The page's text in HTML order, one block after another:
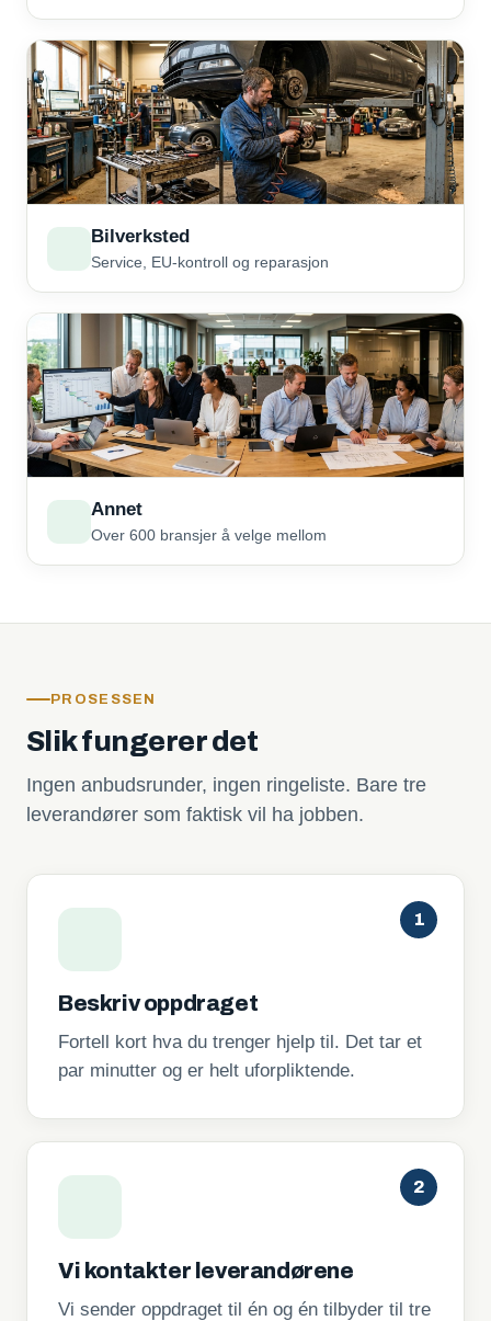
Bilverksted
Service, EU-kontroll og reparasjon
Annet
Over 600 bransjer å velge mellom
PROSESSEN
Slik fungerer det
Ingen anbudsrunder, ingen ringeliste. Bare tre
leverandører som faktisk vil ha jobben.
1
Beskriv oppdraget
Fortell kort hva du trenger hjelp til. Det tar et
par minutter og er helt uforpliktende.
2
Vi kontakter leverandørene
Vi sender oppdraget til én og én tilbyder til tre